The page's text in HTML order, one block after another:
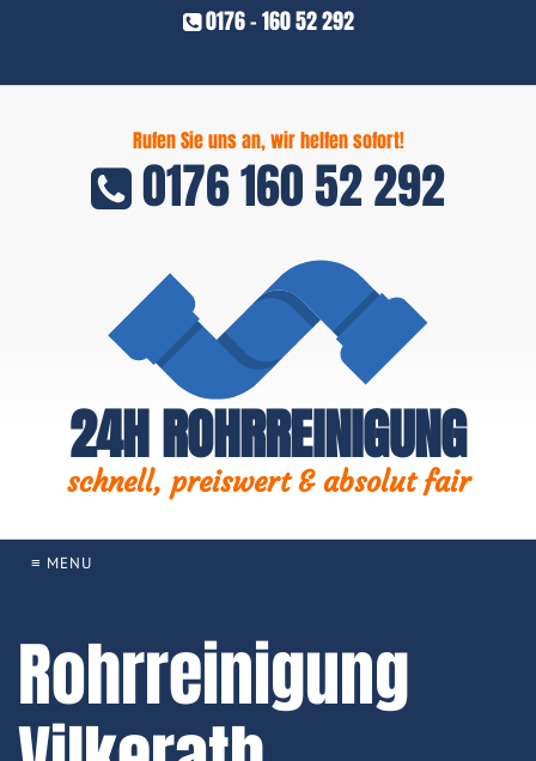
0176 - 160 52 292
Rufen Sie uns an, wir helfen sofort!
0176 160 52 292
24H ROHRREINIGUNG
schnell, preiswert & absolut fair
≡ MENU
Rohrreinigung